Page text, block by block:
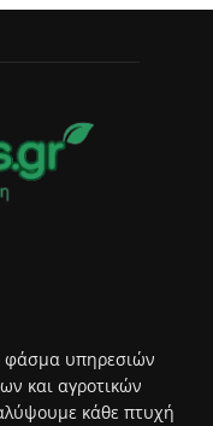
φάσμα υπηρεσιών
και αγροτικών
κάθε πτυχή